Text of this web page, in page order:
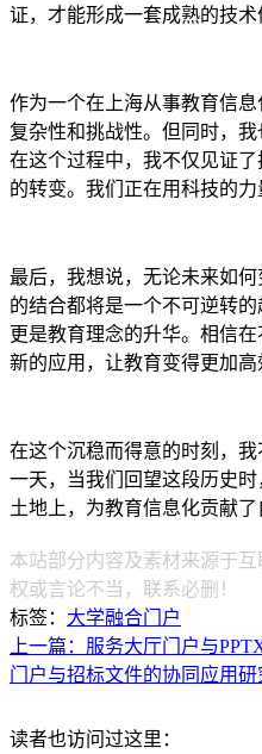
证，才能形成一套成熟的技术
作为一个在上海从事教育信
复杂性和挑战性。但同时，
在这个过程中，我不仅见证
的转变。我们正在用科技的力
最后，我想说，无论未来如何
的结合都将是一个不可逆转的
更是教育理念的升华。相信
新的应用，让教育变得更加高
在这个沉稳而得意的时刻，
一天，当我们回望这段历史
土地上，为教育信息化贡献了
本站部分内容及素材来源于
权或言论不当，联系必删！
标签： 大学融合门户
上一篇：服务大厅门户与
门户与招标文件的协同应用研
读者也访问过这里：